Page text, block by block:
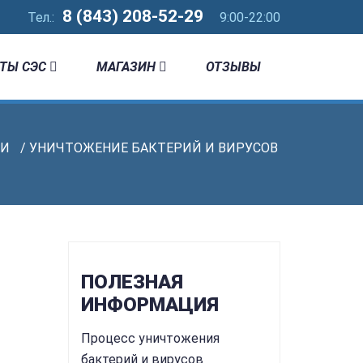
Тел.: 8 (843) 208-52-29 9:00-22:00
СЭС МАГАЗИН ОТЗЫВЫ
/ УНИЧТОЖЕНИЕ БАКТЕРИЙ И ВИРУСОВ
ПОЛЕЗНАЯ
ИНФОРМАЦИЯ
Процесс уничтожения
бактерий и вирусов